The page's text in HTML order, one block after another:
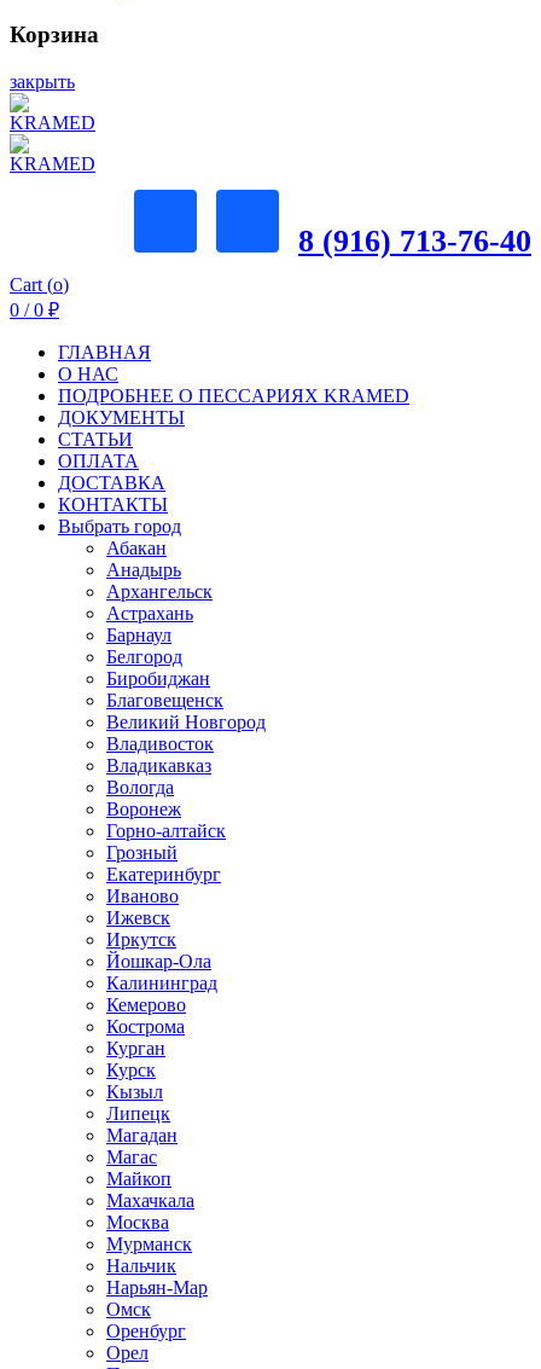
Корзина
закрыть
8 (916) 713-76-40
Cart (o)
0 / 0 ₽
ГЛАВНАЯ
О НАС
ПОДРОБНЕЕ О ПEСCАРИЯХ KRAMED
ДОКУМЕНТЫ
СТАТЬИ
ОПЛАТА
ДОСТАВКА
КОНТАКТЫ
Выбрать город
Абакан
Анадырь
Архангельск
Астрахань
Барнаул
Белгород
Биробиджан
Благовещенск
Великий Новгород
Владивосток
Владикавказ
Вологда
Воронеж
Горно-алтайск
Грозный
Екатеринбург
Иваново
Ижевск
Иркутск
Йошкар-Ола
Калининград
Кемерово
Кострома
Курган
Курск
Кызыл
Липецк
Магадан
Магас
Майкоп
Махачкала
Москва
Мурманск
Нальчик
Нарьян-Мар
Омск
Оренбург
Орел